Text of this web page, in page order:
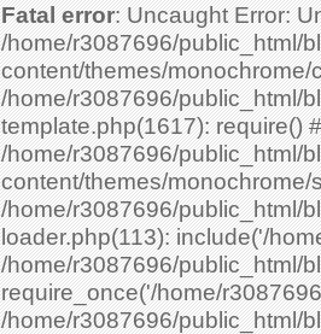
Fatal error: Uncaught Error: Undefined constant "cs_print_smilies" in
/home/r3087696/public_html/
content/themes/
/home/r3087696/public_html/
template.php(1617): require()
/home/r3087696/public_html/
content/themes/
/home/r3087696/public_html/
loader.php(113): include('/
/home/r3087696/public_html/
require_once('/home/
/home/r3087696/public_html/